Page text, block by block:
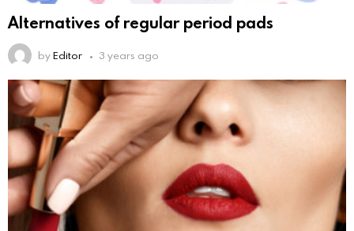
Alternatives of regular period pads
byEditor 3 years ago